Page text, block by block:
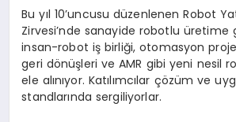
Bu yıl 10’uncusu düzenlenen Robot
Zirvesi’nde sanayide robotlu üretime
insan-robot iş birliği, otomasyon
geri dönüşleri ve AMR gibi yeni nesil
ele alınıyor. Katılımcılar çözüm ve
standlarında sergiliyorlar.